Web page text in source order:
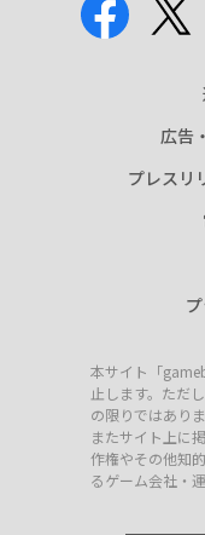
広告
プレスリ
本サイト「
止します。ただ
の限りではありま
またサイト上に
作権やその他知
るゲーム会社・